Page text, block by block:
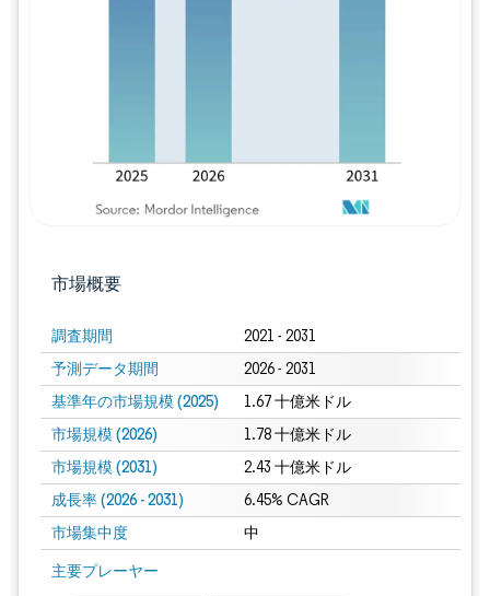
市場概要
調査期間 2021 - 2031
予測データ期間 2026 - 2031
基準年の市場規模 (2025) 1.67 十億米ドル
市場規模 (2026) 1.78 十億米ドル
市場規模 (2031) 2.43 十億米ドル
成長率 (2026 - 2031) 6.45% CAGR
市場集中度 中
主要プレーヤー
画像 © Mordor Intelligence。再利用にはCC BY 4.0の表示が必要です。